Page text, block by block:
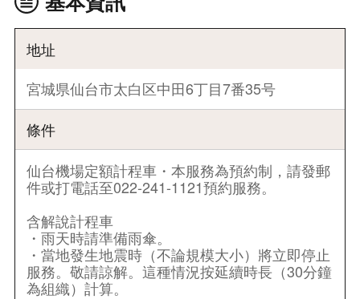
地址
宮城県仙台市太白区中田6丁目7番35号
條件
仙台機場定額計程車・本服務為預約制，請發郵
件或打電話至022-241-1121預約服務。
含解說計程車
・雨天時請準備雨傘。
・當地發生地震時（不論規模大小）將立即停止
服務。敬請諒解。這種情況按延續時長（30分鐘
為組織）計算。